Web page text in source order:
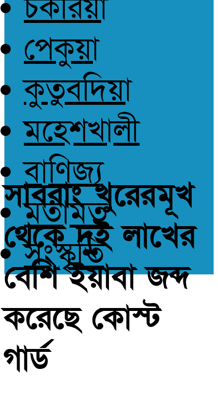
চকরিয়া
পেকুয়া
কুতুবদিয়া
মহেশখালী
বাণিজ্য
মতামত
সংস্কৃতি
সাবরাং খুরেরমূখ
থেকে দুই লাখের
বেশি ইয়াবা জব্দ
করেছে কোস্ট
গার্ড